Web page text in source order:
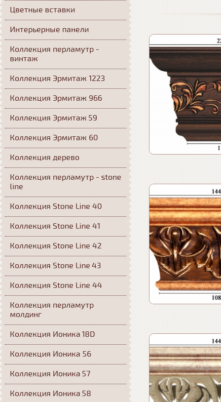
Цветные вставки
Интерьерные панели
Коллекция перламутр -
винтаж
Коллекция Эрмитаж 1223
Коллекция Эрмитаж 966
Коллекция Эрмитаж 59
Коллекция Эрмитаж 60
Коллекция дерево
Коллекция перламутр - stone
line
Коллекция Stone Line 40
Коллекция Stone Line 41
Коллекция Stone Line 42
Коллекция Stone Line 43
Коллекция Stone Line 44
Коллекция перламутр
молдинг
Коллекция Ионика 18D
Коллекция Ионика 56
Коллекция Ионика 57
Коллекция Ионика 58